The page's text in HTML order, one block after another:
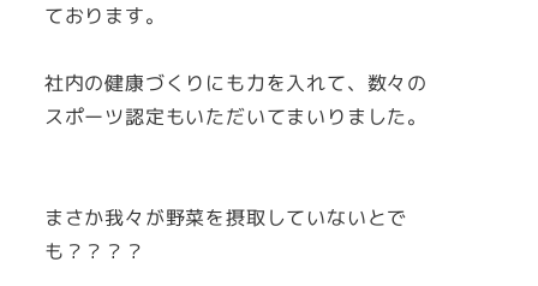
ております。
社内の健康づくりにも力を入れて、数々の
スポーツ認定もいただいてまいりました。
まさか我々が野菜を摂取していないとで
も？？？？